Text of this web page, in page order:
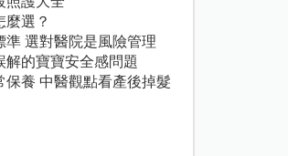
麼選？
準 選對醫院是風險管理
解的寶寶安全感問題
保養 中醫觀點看產後掉髮